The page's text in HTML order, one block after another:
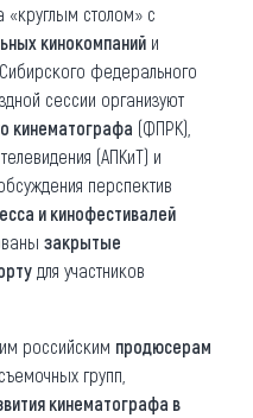
«круглым столом» с
кинокомпаний и
федерального
сессии организуют
кинематографа (ФПРК),
(АПКиТ) и
перспектив
и кинофестивалей
закрытые
для участников
российским продюсерам
групп,
кинематографа в